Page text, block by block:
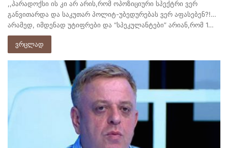
,,პარადოქსი ის კი არ არის,რომ ოპოზიციური სპექტრი ვერ
განვითარდა და საკუთარ პოლიტ-უბედურებას ვერ აფასებენ?!…
არამედ, იმდენად უტიფრები და “სპეკულანტები” არიან,რომ 1…
ვრცლად